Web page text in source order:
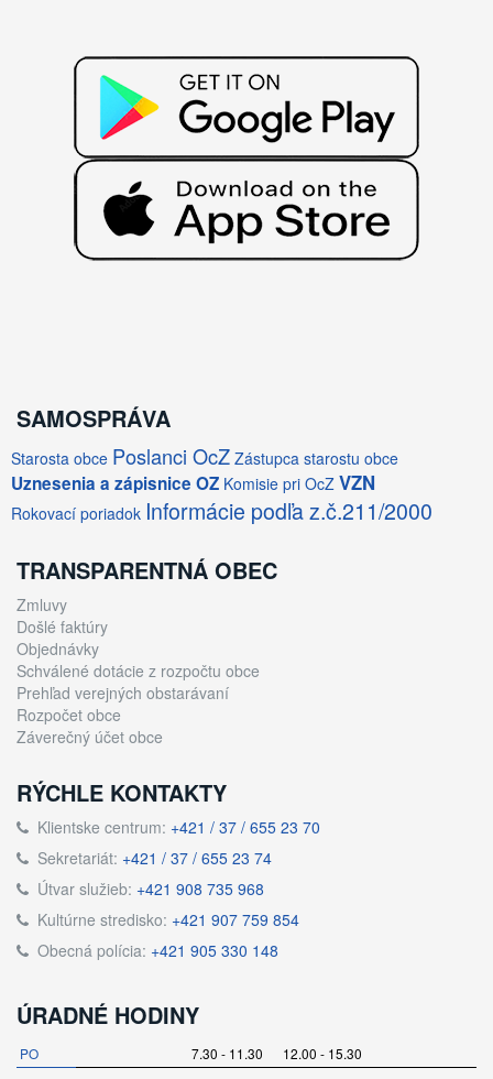
SAMOSPRÁVA
Starosta obce Poslanci OcZ Zástupca starostu obce
Uznesenia a zápisnice OZ Komisie pri OcZ VZN
Rokovací poriadok Informácie podľa z.č.211/2000
TRANSPARENTNÁ OBEC
Zmluvy
Došlé faktúry
Objednávky
Schválené dotácie z rozpočtu obce
Prehľad verejných obstarávaní
Rozpočet obce
Záverečný účet obce
RÝCHLE KONTAKTY
Klientske centrum: +421 / 37 / 655 23 70
Sekretariát: +421 / 37 / 655 23 74
Útvar služieb: +421 908 735 968
Kultúrne stredisko: +421 907 759 854
Obecná polícia: +421 905 330 148
ÚRADNÉ HODINY
PO
7.30 - 11.30 12.00 - 15.30